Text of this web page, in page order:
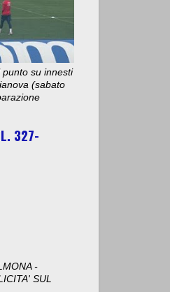
su innesti
(sabato
327-
-
SUL